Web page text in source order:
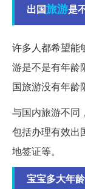
出国旅游是
许多人都希望能
游是不是有年龄
国旅游没有年龄
与国内旅游不同
包括办理有效出
地签证等。
宝宝多大年